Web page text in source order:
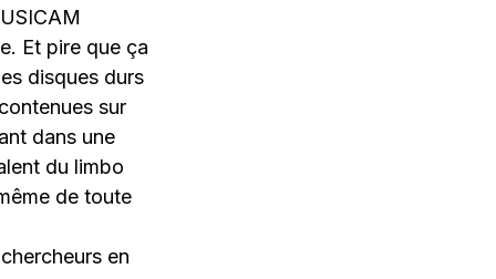
Et pire que ça
disques durs
sur
dans une
du limbo
de toute
en